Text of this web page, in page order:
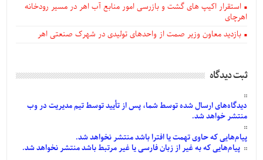
استقرار اکیپ های گشت و بازرسی امور منابع آب اهر در مسیر رودخانه
اهرچای
بازدید معاون وزیر صمت از واحدهای تولیدی در شهرک صنعتی اهر
ثبت دیدگاه
دیدگاه‌هایارسالشدهتوسط شما، پس ازتأییدتوسط تیم مدیریت در وب
منتشر خواهد شد.
پیام‌هاییکه حاوی تهمت یا افترا باشد منتشر نخواهد شد.
پیام‌هاییکه به غیر از زبان فارسی یا غیر مرتبط باشد منتشر نخواهد شد.